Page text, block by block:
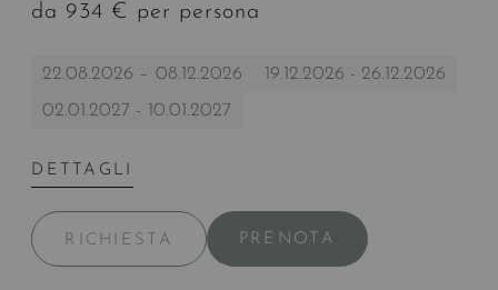
da 934 € per persona
22.08.2026 – 08.12.2026
19.12.2026 - 26.12.2026
02.01.2027 - 10.01.2027
DETTAGLI
RICHIESTA PRENOTA